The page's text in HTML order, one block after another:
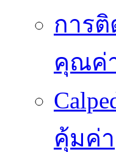
การ
คุณค่
คุ้มค่า